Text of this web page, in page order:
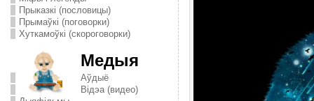
Прыказкі (пословицы)
Прымаўкі (поговорки)
Хуткамоўкі (скороговорки)
Медыя
Аўдыё
Відэа (видео)